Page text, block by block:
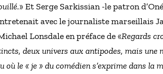
» Et Serge Sarkissian -le patron
avec le journaliste marseillais
Lonsdale en préface de «Regards
deux univers aux antipodes, mais une
le « je » du comédien s’exprime dans la